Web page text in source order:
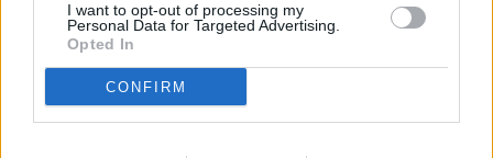
I want to opt-out of processing my
Personal Data for Targeted Advertising.
Opted In
CONFIRM